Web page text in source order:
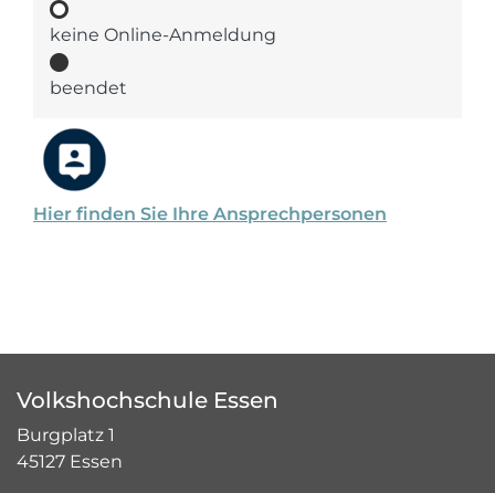
Hier finden Sie Ihre Ansprechpersonen
keine Online-Anmeldung
beendet
Volkshochschule Essen
Burgplatz 1
45127 Essen